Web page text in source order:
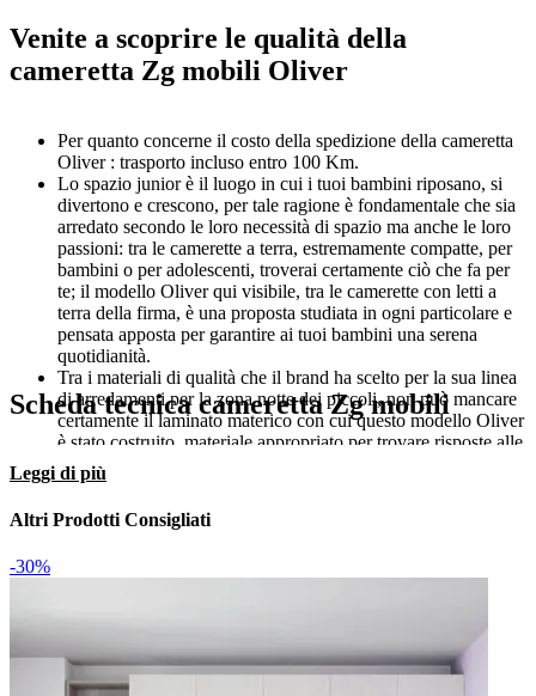
Venite a scoprire le qualità della
cameretta Zg mobili Oliver
Per quanto concerne il costo della spedizione della cameretta
Oliver : trasporto incluso entro 100 Km.
Lo spazio junior è il luogo in cui i tuoi bambini riposano, si
divertono e crescono, per tale ragione è fondamentale che sia
arredato secondo le loro necessità di spazio ma anche le loro
passioni: tra le camerette a terra, estremamente compatte, per
bambini o per adolescenti, troverai certamente ciò che fa per
te; il modello Oliver qui visibile, tra le camerette con letti a
terra della firma, è una proposta studiata in ogni particolare e
pensata apposta per garantire ai tuoi bambini una serena
quotidianità.
Tra i materiali di qualità che il brand ha scelto per la sua linea
di arredamenti per la zona notte dei piccoli, non può mancare
certamente il laminato materico con cui questo modello Oliver
è stato costruito, materiale appropriato per trovare risposte alle
necessità di praticità ed estetica di ciascuno; linee ben studiate,
resistenza negli anni e solidità strutturale sono garantiti in
una precisa linea stilistica.
Scheda tecnica cameretta Zg mobili
Leggi di più
Altri Prodotti Consigliati
-30%